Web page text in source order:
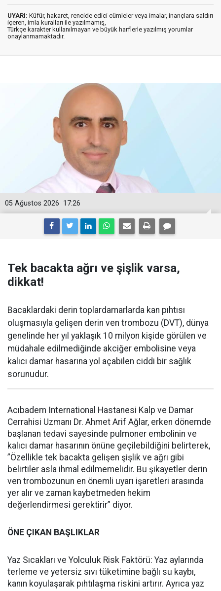
UYARI: Küfür, hakaret, rencide edici cümleler veya imalar, inançlara saldırı
içeren, imla kuralları ile yazılmamış,
Türkçe karakter kullanılmayan ve büyük harflerle yazılmış yorumlar
onaylanmamaktadır.
17:26
05 Ağustos 2026
Tek bacakta ağrı ve şişlik varsa,
dikkat!
Bacaklardaki derin toplardamarlarda kan pıhtısı
oluşmasıyla gelişen derin ven trombozu (DVT), dünya
genelinde her yıl yaklaşık 10 milyon kişide görülen ve
müdahale edilmediğinde akciğer embolisine veya
kalıcı damar hasarına yol açabilen ciddi bir sağlık
sorunudur.
Acıbadem International Hastanesi Kalp ve Damar
Cerrahisi Uzmanı Dr. Ahmet Arif Ağlar, erken dönemde
başlanan tedavi sayesinde pulmoner embolinin ve
kalıcı damar hasarının önüne geçilebildiğini belirterek,
”Özellikle tek bacakta gelişen şişlik ve ağrı gibi
belirtiler asla ihmal edilmemelidir. Bu şikayetler derin
ven trombozunun en önemli uyarı işaretleri arasında
yer alır ve zaman kaybetmeden hekim
değerlendirmesi gerektirir” diyor.
ÖNE ÇIKAN BAŞLIKLAR
Yaz Sıcakları ve Yolculuk Risk Faktörü: Yaz aylarında
terleme ve yetersiz sıvı tüketimine bağlı su kaybı,
kanın koyulaşarak pıhtılaşma riskini artırır. Ayrıca yaz